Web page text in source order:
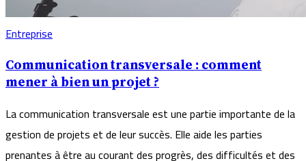
Entreprise
Communication transversale : comment
mener à bien un projet ?
La communication transversale est une partie importante de la
gestion de projets et de leur succès. Elle aide les parties
prenantes à être au courant des progrès, des difficultés et des